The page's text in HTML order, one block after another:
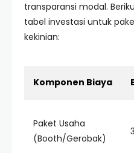
transparansi modal.
tabel investasi untuk
kekinian:
Komponen Biaya
Paket Usaha
(Booth/Gerobak)